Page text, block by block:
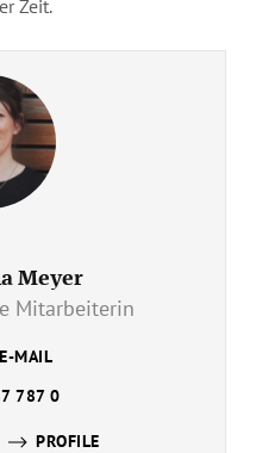
Zeit.
Meyer
Mitarbeiterin
MAIL
787 0
PROFILE